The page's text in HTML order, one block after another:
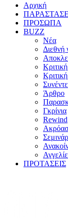
Αρχική
ΠΡΟΣΩΠΑ
BUZZ
Νέα
Διεθνή
Άρθρο
Γκρίνια
Rewind
ΠΡΟΤΑΣΕΙΣ